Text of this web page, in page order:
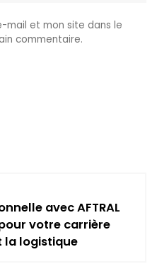
mail et mon site dans le
commentaire.
avec AFTRAL
votre carrière
la logistique